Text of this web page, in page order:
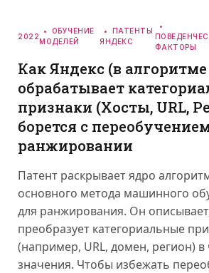
2022
ОБУЧЕНИЕ
МОДЕЛЕЙ
ПАТЕНТЫ
ЯНДЕКС
ФАКТОРЫ
Как Яндекс (в алгоритме
обрабатывает
признаки (Хосты, URL,
борется с
ранжировании
Патент раскрывает ядро
основного метода машинного
для ранжирования. Он
преобразует категориальные
(например, URL, домен, регион)
значения. Чтобы избежать